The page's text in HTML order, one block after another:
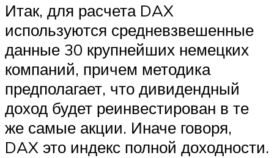
Итак, для расчета DAX
используются средневзвешенные
данные 30 крупнейших немецких
компаний, причем методика
предполагает, что дивидендный
доход будет реинвестирован в те
же самые акции. Иначе говоря,
DAX это индекс полной доходности.